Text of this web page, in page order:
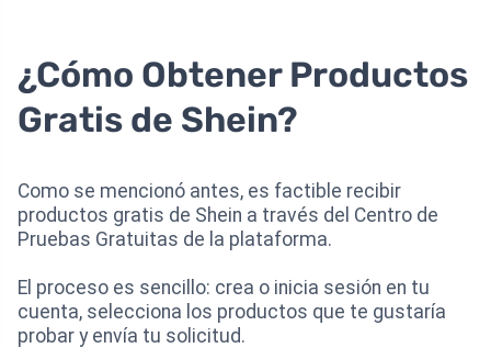
¿Cómo Obtener Productos
Gratis de Shein?
Como se mencionó antes, es factible recibir
productos gratis de Shein a través del Centro de
Pruebas Gratuitas de la plataforma.
El proceso es sencillo: crea o inicia sesión en tu
cuenta, selecciona los productos que te gustaría
probar y envía tu solicitud.